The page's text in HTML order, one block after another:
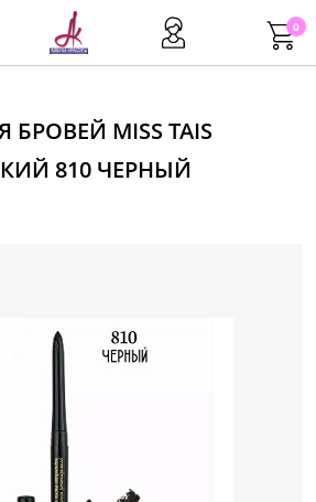
0
продукция
MISS TAIS
810 ЧЕРНЫЙ